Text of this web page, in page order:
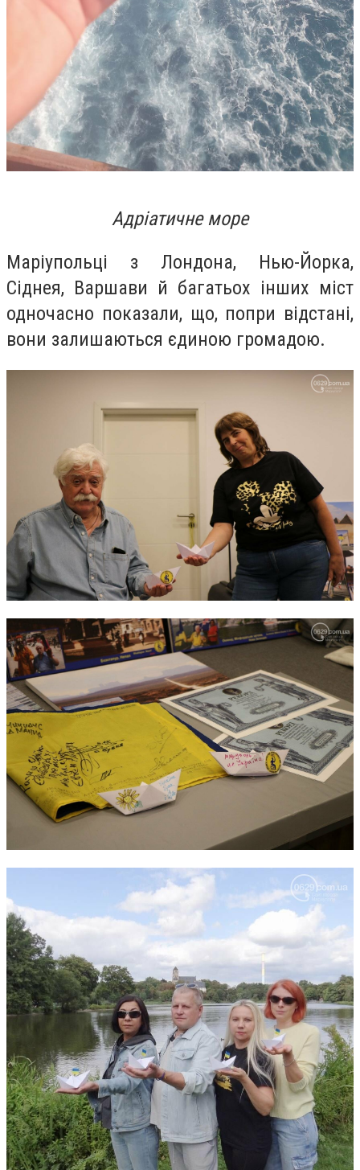
Адріатичне море
Маріупольці з Лондона, Нью-Йорка,
Сіднея, Варшави й багатьох інших міст
одночасно показали, що, попри відстані,
вони залишаються єдиною громадою.